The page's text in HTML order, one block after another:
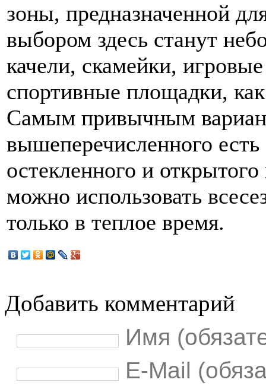
зоны, предназначенной
выбором здесь станут
качели, скамейки,
спортивные площадки,
Самым привычным
вышеперечисленного
остекленного и
можно использовать
только в теплое время.
Добавить комментарий
Имя
E-Mail